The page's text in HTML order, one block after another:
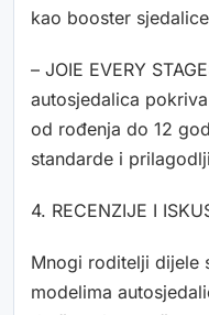
kao booster
– JOIE EVERY
autosjedalica
od rođenja do 12
standarde i
4. RECENZIJE I
Mnogi roditelji dijele
modelima